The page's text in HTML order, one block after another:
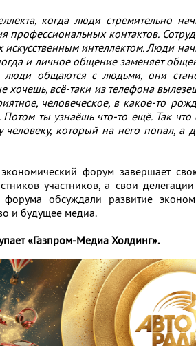
когда люди стремительно
профессиональных контактов.
искусственным интеллектом. Люди
и личное общение заменяет
люди общаются с людьми, они
хочешь, всё-таки из телефона
человеческое, в какое-то
ты узнаёшь что-то ещё. Так что
который на него попал, а
форум завершает
участников, а свои
обсуждали развитие
и будущее медиа.
«Газпром-Медиа Холдинг».